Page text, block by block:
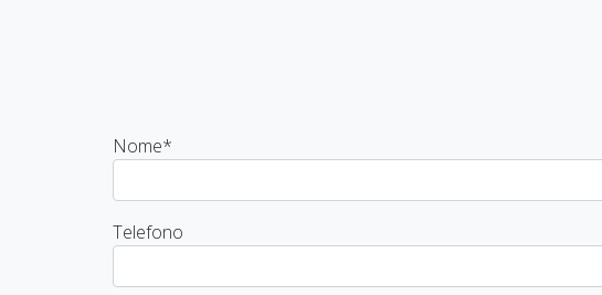
Nome*
Telefono